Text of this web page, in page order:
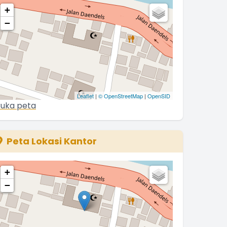
+
−
Leaflet | © OpenStreetMap | OpenSID
peta
Peta Lokasi Kantor
+
−